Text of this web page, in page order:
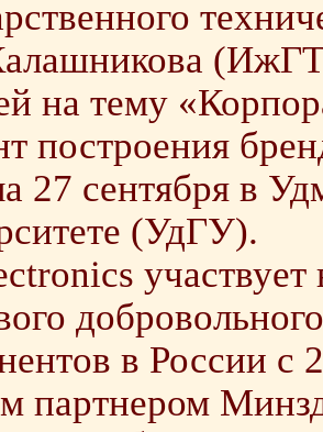
на тему
построения
27 сентября в
(УдГУ).
в России с
партнером